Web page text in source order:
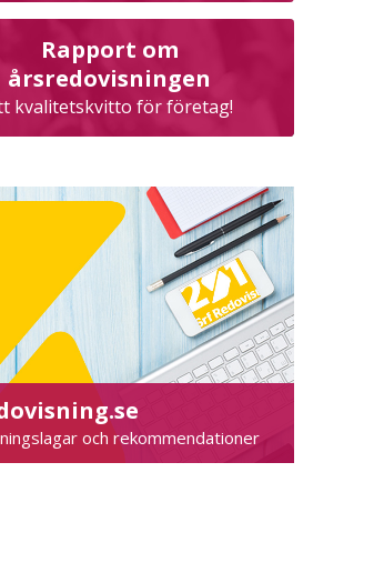
Rapport om
årsredovisningen
kvalitetskvitto för företag!
och rekommendationer